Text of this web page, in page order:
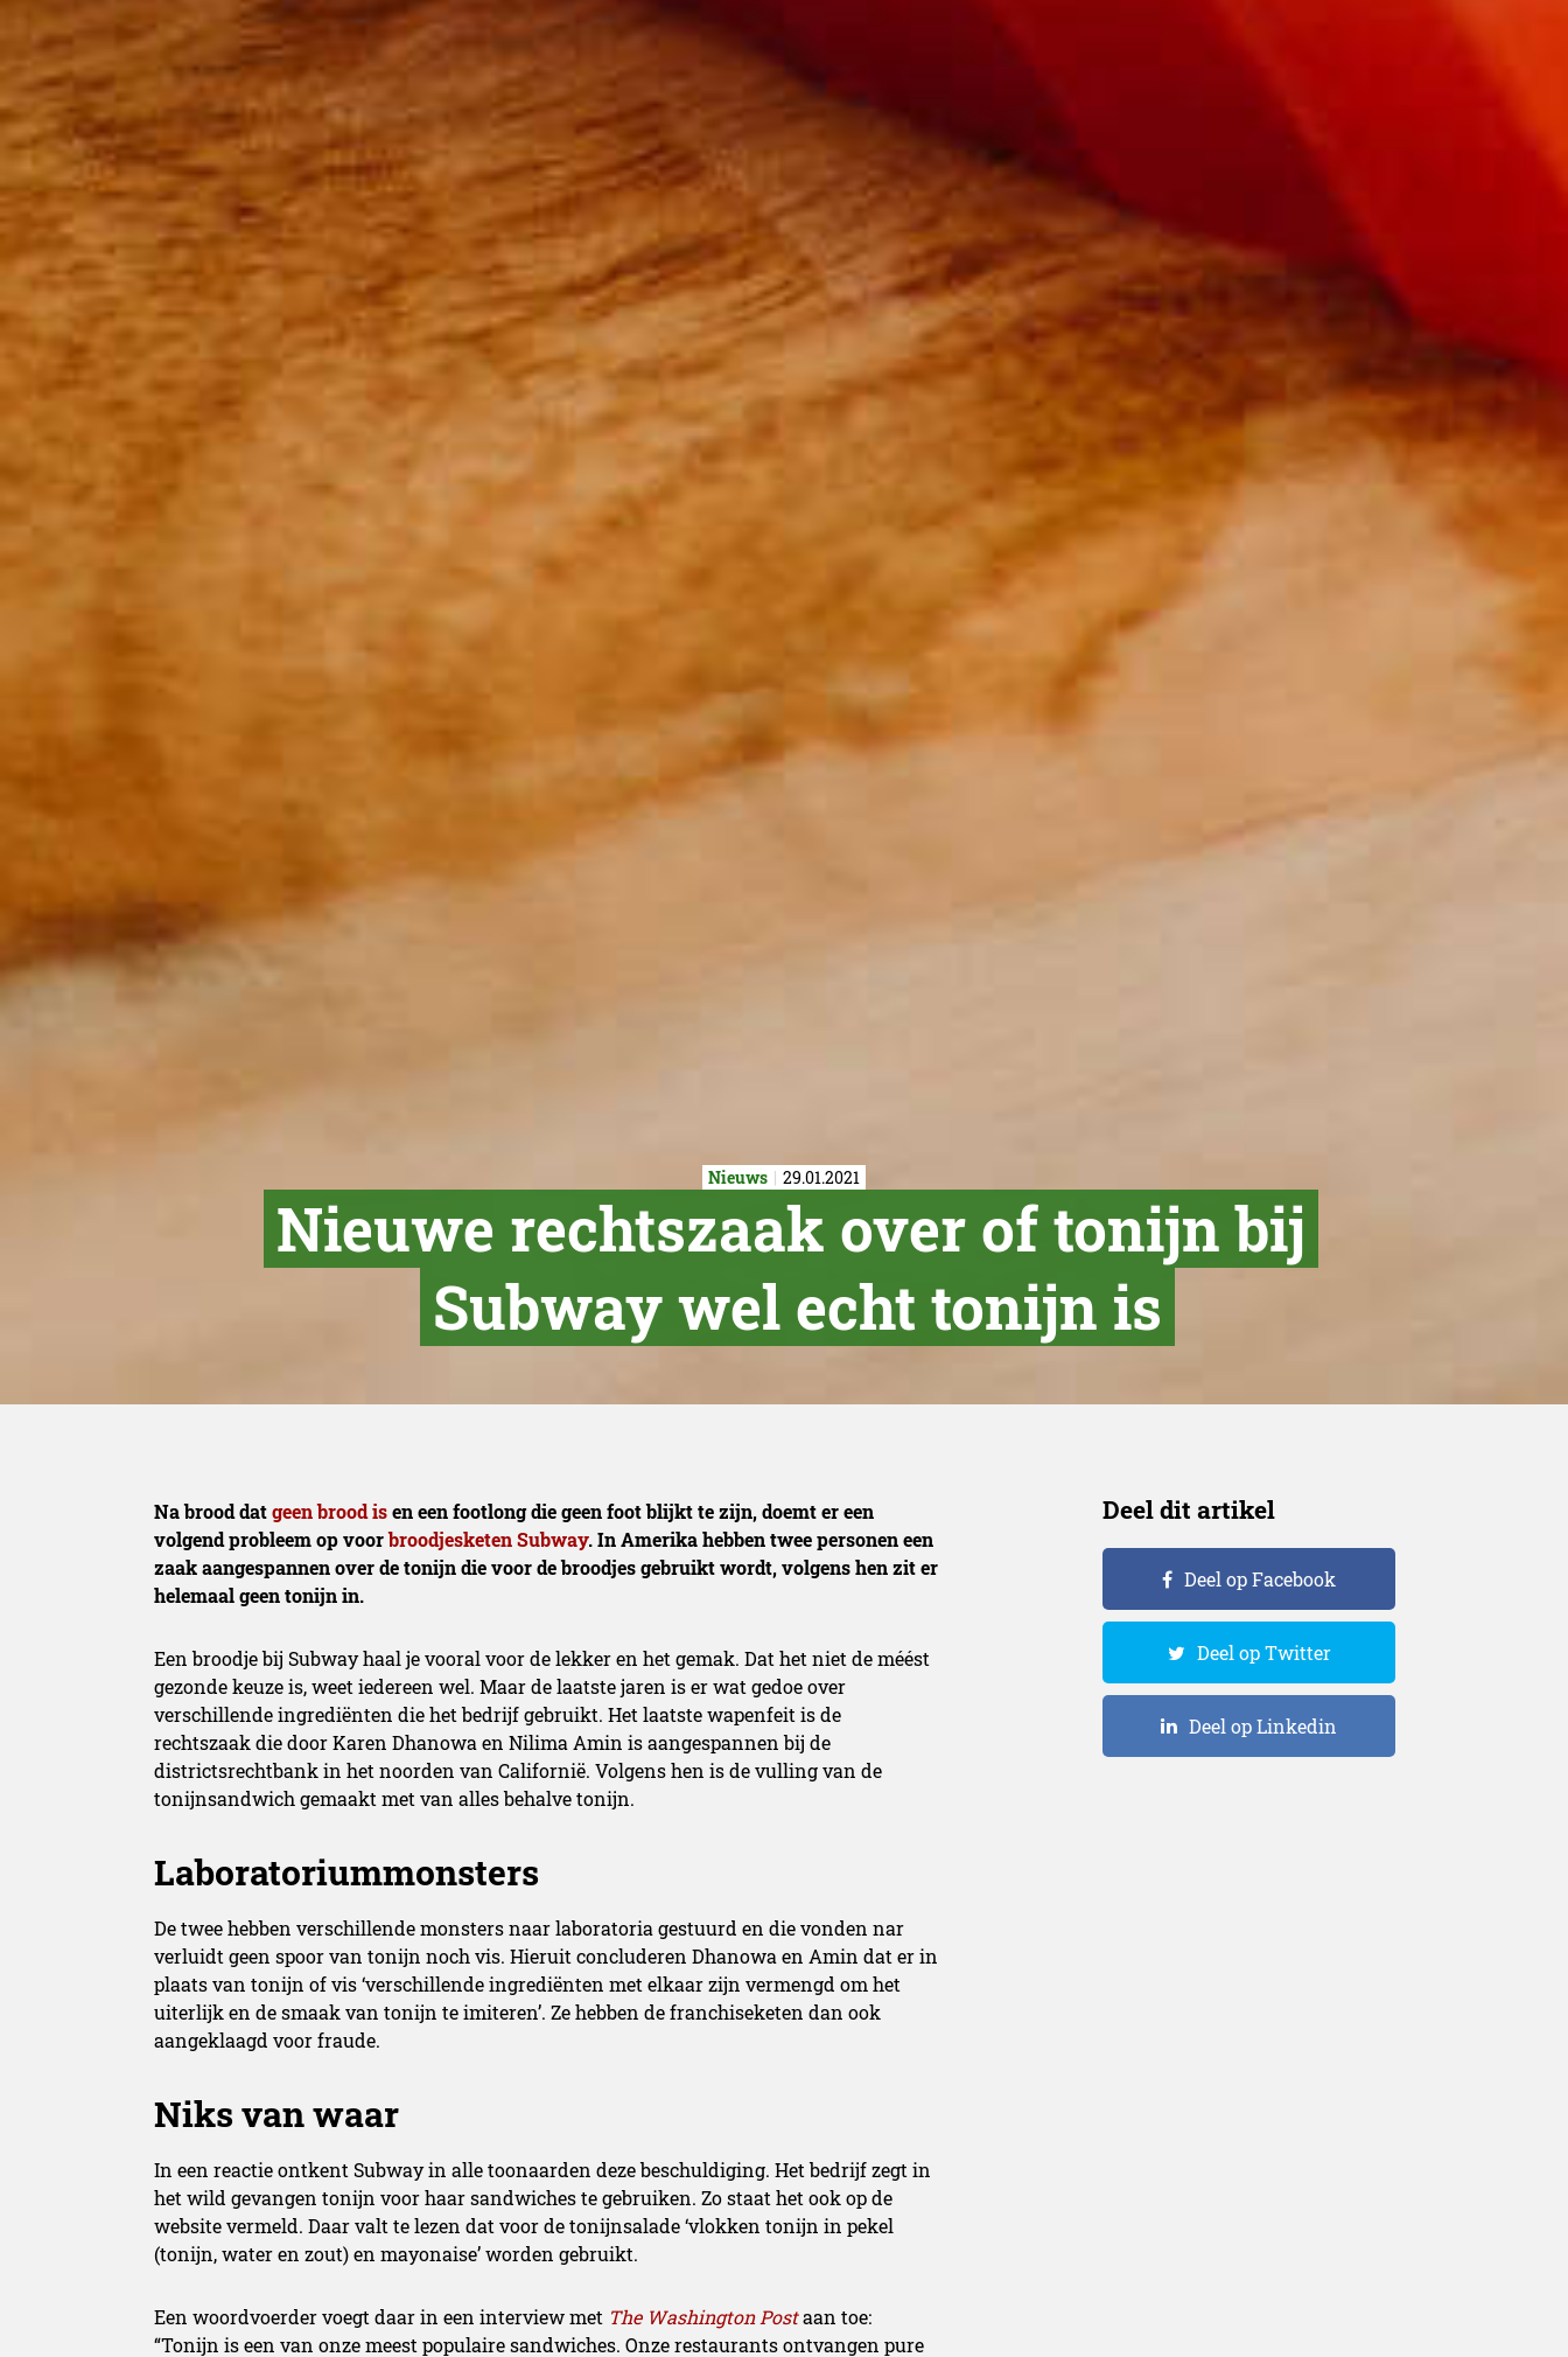
Nieuws 29.01.2021
Nieuwe rechtszaak over of tonijn bij
Subway wel echt tonijn is
Na brood datgeen brood isen een footlong die geen foot blijkt te zijn, doemt er een
volgend probleem op voorbroodjesketen Subway. In Amerika hebben twee personen een
zaak aangespannen over de tonijn die voor de broodjes gebruikt wordt, volgens hen zit er
helemaal geen tonijn in.
Een broodje bij Subway haal je vooral voor de lekker en het gemak. Dat het niet de méést
gezonde keuze is, weet iedereen wel. Maar de laatste jaren is er wat gedoe over
verschillende ingrediënten die het bedrijf gebruikt. Het laatste wapenfeit is de
rechtszaak die door Karen Dhanowa en Nilima Amin is aangespannen bij de
districtsrechtbank in het noorden van Californië. Volgens hen is de vulling van de
tonijnsandwich gemaakt met van alles behalve tonijn.
Laboratoriummonsters
De twee hebben verschillende monsters naar laboratoria gestuurd en die vonden nar
verluidt geen spoor van tonijn noch vis. Hieruit concluderen Dhanowa en Amin dat er in
plaats van tonijn of vis ‘verschillende ingrediënten met elkaar zijn vermengd om het
uiterlijk en de smaak van tonijn te imiteren’. Ze hebben de franchiseketen dan ook
aangeklaagd voor fraude.
Niks van waar
In een reactie ontkent Subway in alle toonaarden deze beschuldiging. Het bedrijf zegt in
het wild gevangen tonijn voor haar sandwiches te gebruiken. Zo staat het ook op de
website vermeld. Daar valt te lezen dat voor de tonijnsalade ‘vlokken tonijn in pekel
(tonijn, water en zout) en mayonaise’ worden gebruikt.
Een woordvoerder voegt daar in een interview met The Washington Postaan toe:
“Tonijn is een van onze meest populaire sandwiches. Onze restaurants ontvangen pure
Deel dit artikel
Deel op Facebook
Deel op Twitter
Deel op Linkedin